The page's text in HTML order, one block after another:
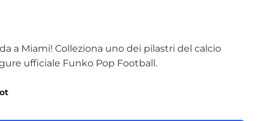
a Miami! Colleziona uno dei pilastri del calcio
ufficiale Funko Pop Football.